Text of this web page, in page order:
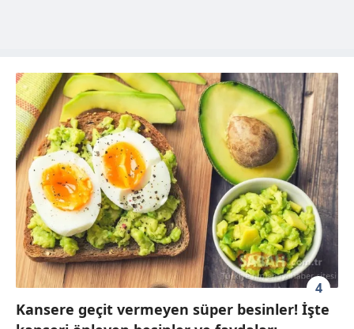
4
Kansere geçit vermeyen süper besinler! İşte